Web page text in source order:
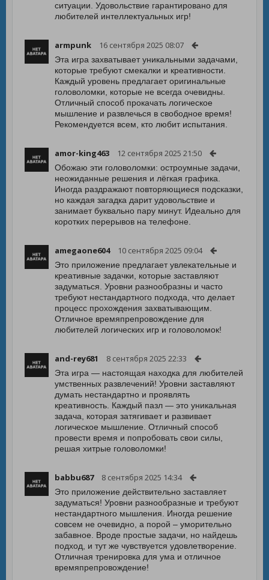
ситуации. Удовольствие гарантировано для
любителей интеллектуальных игр!
armpunk 16 сентября 2025 08:07
Эта игра захватывает уникальными задачами,
которые требуют смекалки и креативности.
Каждый уровень предлагает оригинальные
головоломки, которые не всегда очевидны.
Отличный способ прокачать логическое
мышление и развлечься в свободное время!
Рекомендуется всем, кто любит испытания.
amor-king463 12 сентября 2025 21:50
Обожаю эти головоломки: остроумные задачи,
неожиданные решения и лёгкая графика.
Иногда раздражают повторяющиеся подсказки,
но каждая загадка дарит удовольствие и
занимает буквально пару минут. Идеально для
коротких перерывов на телефоне.
amegaone604 10 сентября 2025 09:04
Это приложение предлагает увлекательные и
креативные задачки, которые заставляют
задуматься. Уровни разнообразны и часто
требуют нестандартного подхода, что делает
процесс прохождения захватывающим.
Отличное времяпрепровождение для
любителей логических игр и головоломок!
and-rey681 8 сентября 2025 22:33
Эта игра — настоящая находка для любителей
умственных развлечений! Уровни заставляют
думать нестандартно и проявлять
креативность. Каждый пазл — это уникальная
задача, которая затягивает и развивает
логическое мышление. Отличный способ
провести время и попробовать свои силы,
решая хитрые головоломки!
babbu687 8 сентября 2025 14:34
Это приложение действительно заставляет
задуматься! Уровни разнообразные и требуют
нестандартного мышления. Иногда решение
совсем не очевидно, а порой – уморительно
забавное. Вроде простые задачи, но найдешь
подход, и тут же чувствуется удовлетворение.
Отличная тренировка для ума и отличное
времяпрепровождение!